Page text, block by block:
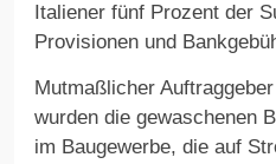
Italiener fünf Prozent der
Provisionen und
Mutmaßlicher
wurden die gewaschenen
im Baugewerbe, die auf